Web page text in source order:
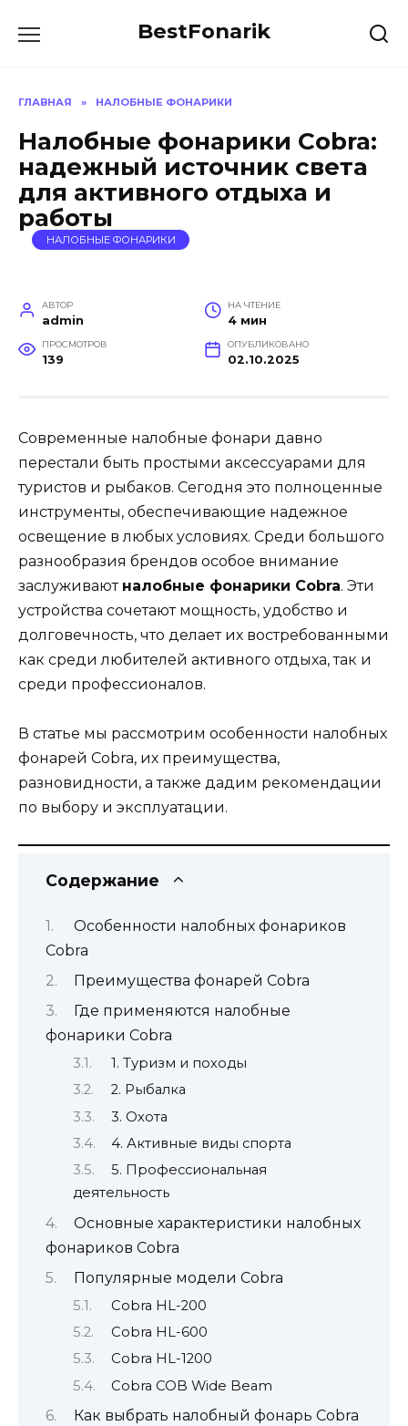
BestFonarik
ГЛАВНАЯ » НАЛОБНЫЕ ФОНАРИКИ
Налобные фонарики Cobra:
надежный источник света
для активного отдыха и
работы
НАЛОБНЫЕ ФОНАРИКИ
АВТОР
admin
НА ЧТЕНИЕ
4 мин
ПРОСМОТРОВ
139
ОПУБЛИКОВАНО
02.10.2025
Современные налобные фонари давно
перестали быть простыми аксессуарами для
туристов и рыбаков. Сегодня это полноценные
инструменты, обеспечивающие надежное
освещение в любых условиях. Среди большого
разнообразия брендов особое внимание
заслуживают налобные фонарики Cobra. Эти
устройства сочетают мощность, удобство и
долговечность, что делает их востребованными
как среди любителей активного отдыха, так и
среди профессионалов.
В статье мы рассмотрим особенности налобных
фонарей Cobra, их преимущества,
разновидности, а также дадим рекомендации
по выбору и эксплуатации.
Содержание
Особенности налобных фонариков
Cobra
Преимущества фонарей Cobra
Где применяются налобные
фонарики Cobra
1. Туризм и походы
2. Рыбалка
3. Охота
4. Активные виды спорта
5. Профессиональная
деятельность
Основные характеристики налобных
фонариков Cobra
Популярные модели Cobra
Cobra HL-200
Cobra HL-600
Cobra HL-1200
Cobra COB Wide Beam
Как выбрать налобный фонарь Cobra